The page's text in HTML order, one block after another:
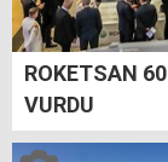
ROKETSAN
VURDU